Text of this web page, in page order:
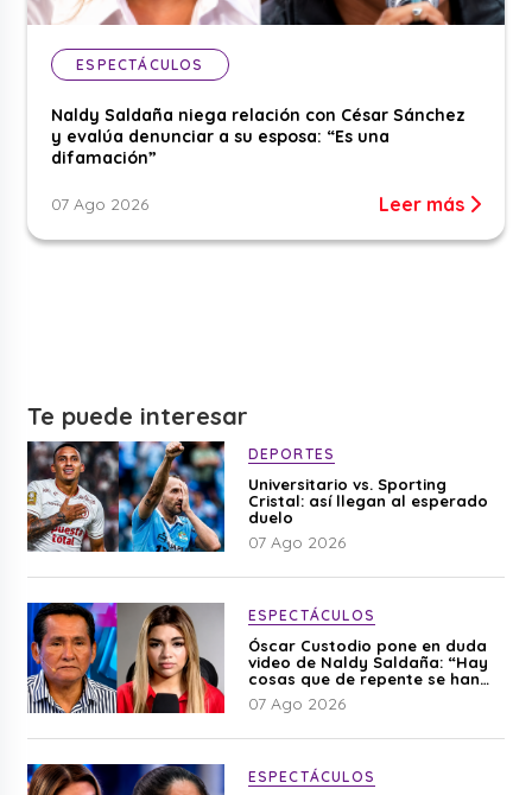
ESPECTÁCULOS
Naldy Saldaña niega relación con César Sánchez
y evalúa denunciar a su esposa: “Es una
difamación”
07 Ago 2026 Leer más
Te puede interesar
DEPORTES
Universitario vs. Sporting
Cristal: así llegan al esperado
duelo
07 Ago 2026
ESPECTÁCULOS
Óscar Custodio pone en duda
video de Naldy Saldaña: “Hay
cosas que de repente se han
editado”
07 Ago 2026
ESPECTÁCULOS